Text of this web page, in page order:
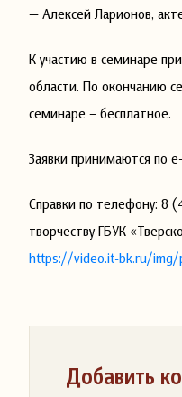
— Алексей Ларионов,
К участию в семинаре
области. По окончанию
семинаре – бесплатное.
Заявки принимаются по
Справки по телефону: 8
творчеству ГБУК
https://video.it-bk.ru/
Добавить